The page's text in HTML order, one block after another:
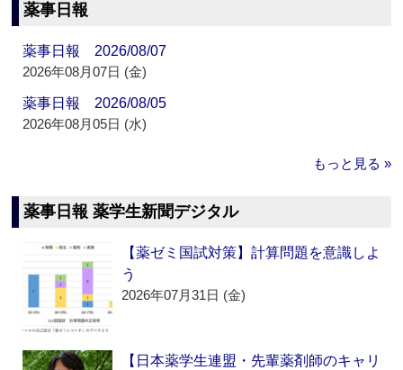
薬事日報
薬事日報 2026/08/07
2026年08月07日 (金)
薬事日報 2026/08/05
2026年08月05日 (水)
もっと見る »
薬事日報 薬学生新聞デジタル
【薬ゼミ国試対策】計算問題を意識しよ
う
2026年07月31日 (金)
【日本薬学生連盟・先輩薬剤師のキャリ